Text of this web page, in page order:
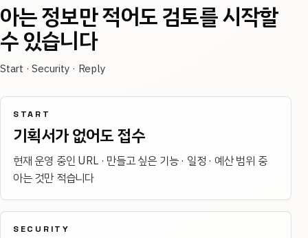
아는 정보만 적어도 검토를 시작할
수 있습니다
Start · Security · Reply
START
기획서가 없어도 접수
현재 운영 중인 URL · 만들고 싶은 기능 · 일정 · 예산 범위 중
아는 것만 적습니다
SECURITY